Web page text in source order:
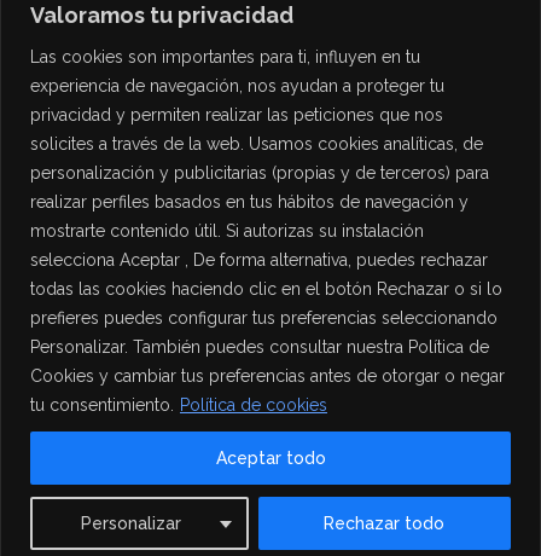
Valoramos tu privacidad
Las cookies son importantes para ti, influyen en tu
experiencia de navegación, nos ayudan a proteger tu
privacidad y permiten realizar las peticiones que nos
solicites a través de la web. Usamos cookies analíticas, de
personalización y publicitarias (propias y de terceros) para
realizar perfiles basados en tus hábitos de navegación y
mostrarte contenido útil. Si autorizas su instalación
selecciona Aceptar , De forma alternativa, puedes rechazar
todas las cookies haciendo clic en el botón Rechazar o si lo
prefieres puedes configurar tus preferencias seleccionando
Personalizar. También puedes consultar nuestra Política de
Cookies y cambiar tus preferencias antes de otorgar o negar
tu consentimiento.
Política de cookies
Personalizar Rechazar todo
Aceptar todo
PROTECCIÓN DE DATOS
Política de Privacidad
Política de Cookies
Aviso Legal